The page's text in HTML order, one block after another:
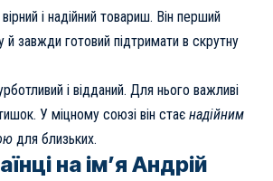
і надійний товариш. Він перший
завжди готовий підтримати в скрутну
і відданий. Для нього важливі
У міцному союзі він стає надійним
для близьких.
на ім’я Андрій